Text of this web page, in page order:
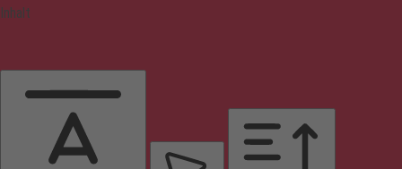
Inhalt